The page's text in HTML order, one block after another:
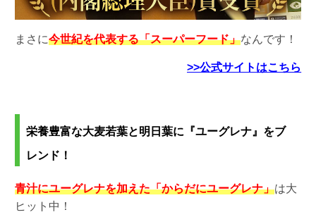
まさに今世紀を代表する「スーパーフード」なんです！
>>公式サイトはこちら
栄養豊富な大麦若葉と明日葉に『ユーグレナ』をブ
レンド！
青汁にユーグレナを加えた「からだにユーグレナ」は大
ヒット中！